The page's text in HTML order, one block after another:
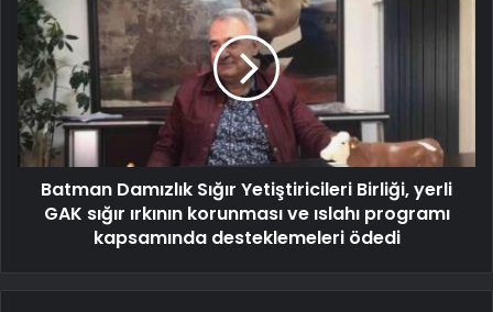
Batman Damızlık Sığır Yetiştiricileri Birliği, yerli
GAK sığır ırkının korunması ve ıslahı programı
kapsamında desteklemeleri ödedi